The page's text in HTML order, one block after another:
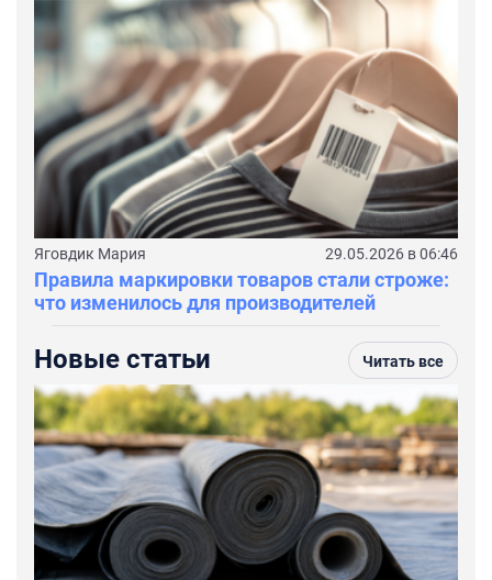
Яговдик Мария 29.05.2026 в 06:46
Правила маркировки товаров стали строже:
что изменилось для производителей
Новые статьи Читать все